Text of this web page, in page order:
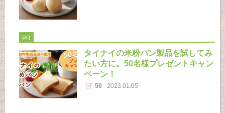
PR
タイナイの米粉パン製品を試してみ
たい方に。50名様プレゼントキャン
ペーン！
50 2023.01.05